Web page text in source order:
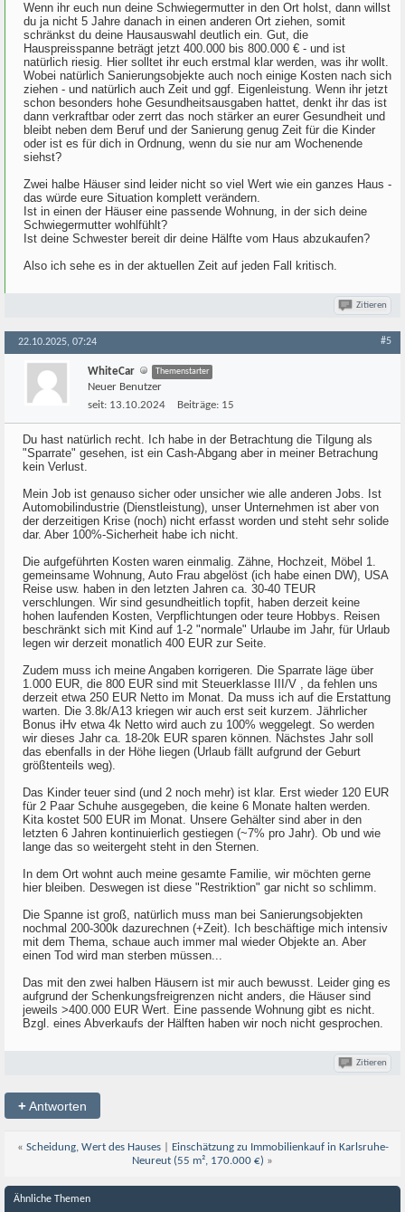
Wenn ihr euch nun deine Schwiegermutter in den Ort holst, dann willst
du ja nicht 5 Jahre danach in einen anderen Ort ziehen, somit
schränkst du deine Hausauswahl deutlich ein. Gut, die
Hauspreisspanne beträgt jetzt 400.000 bis 800.000 € - und ist
natürlich riesig. Hier solltet ihr euch erstmal klar werden, was ihr wollt.
Wobei natürlich Sanierungsobjekte auch noch einige Kosten nach sich
ziehen - und natürlich auch Zeit und ggf. Eigenleistung. Wenn ihr jetzt
schon besonders hohe Gesundheitsausgaben hattet, denkt ihr das ist
dann verkraftbar oder zerrt das noch stärker an eurer Gesundheit und
bleibt neben dem Beruf und der Sanierung genug Zeit für die Kinder
oder ist es für dich in Ordnung, wenn du sie nur am Wochenende
siehst?
Zwei halbe Häuser sind leider nicht so viel Wert wie ein ganzes Haus -
das würde eure Situation komplett verändern.
Ist in einen der Häuser eine passende Wohnung, in der sich deine
Schwiegermutter wohlfühlt?
Ist deine Schwester bereit dir deine Hälfte vom Haus abzukaufen?
Also ich sehe es in der aktuellen Zeit auf jeden Fall kritisch.
Zitieren
22.10.2025, 07:24 #5
WhiteCar Themenstarter
Neuer Benutzer
seit: 13.10.2024 Beiträge: 15
Du hast natürlich recht. Ich habe in der Betrachtung die Tilgung als
"Sparrate" gesehen, ist ein Cash-Abgang aber in meiner Betrachung
kein Verlust.
Mein Job ist genauso sicher oder unsicher wie alle anderen Jobs. Ist
Automobilindustrie (Dienstleistung), unser Unternehmen ist aber von
der derzeitigen Krise (noch) nicht erfasst worden und steht sehr solide
dar. Aber 100%-Sicherheit habe ich nicht.
Die aufgeführten Kosten waren einmalig. Zähne, Hochzeit, Möbel 1.
gemeinsame Wohnung, Auto Frau abgelöst (ich habe einen DW), USA
Reise usw. haben in den letzten Jahren ca. 30-40 TEUR
verschlungen. Wir sind gesundheitlich topfit, haben derzeit keine
hohen laufenden Kosten, Verpflichtungen oder teure Hobbys. Reisen
beschränkt sich mit Kind auf 1-2 "normale" Urlaube im Jahr, für Urlaub
legen wir derzeit monatlich 400 EUR zur Seite.
Zudem muss ich meine Angaben korrigeren. Die Sparrate läge über
1.000 EUR, die 800 EUR sind mit Steuerklasse III/V , da fehlen uns
derzeit etwa 250 EUR Netto im Monat. Da muss ich auf die Erstattung
warten. Die 3.8k/A13 kriegen wir auch erst seit kurzem. Jährlicher
Bonus iHv etwa 4k Netto wird auch zu 100% weggelegt. So werden
wir dieses Jahr ca. 18-20k EUR sparen können. Nächstes Jahr soll
das ebenfalls in der Höhe liegen (Urlaub fällt aufgrund der Geburt
größtenteils weg).
Das Kinder teuer sind (und 2 noch mehr) ist klar. Erst wieder 120 EUR
für 2 Paar Schuhe ausgegeben, die keine 6 Monate halten werden.
Kita kostet 500 EUR im Monat. Unsere Gehälter sind aber in den
letzten 6 Jahren kontinuierlich gestiegen (~7% pro Jahr). Ob und wie
lange das so weitergeht steht in den Sternen.
In dem Ort wohnt auch meine gesamte Familie, wir möchten gerne
hier bleiben. Deswegen ist diese "Restriktion" gar nicht so schlimm.
Die Spanne ist groß, natürlich muss man bei Sanierungsobjekten
nochmal 200-300k dazurechnen (+Zeit). Ich beschäftige mich intensiv
mit dem Thema, schaue auch immer mal wieder Objekte an. Aber
einen Tod wird man sterben müssen...
Das mit den zwei halben Häusern ist mir auch bewusst. Leider ging es
aufgrund der Schenkungsfreigrenzen nicht anders, die Häuser sind
jeweils >400.000 EUR Wert. Eine passende Wohnung gibt es nicht.
Bzgl. eines Abverkaufs der Hälften haben wir noch nicht gesprochen.
Zitieren
+Antworten
« Scheidung, Wert des Hauses|
Einschätzung zu Immobilienkauf in Karlsruhe-
Neureut (55 m², 170.000 €) »
Ähnliche Themen